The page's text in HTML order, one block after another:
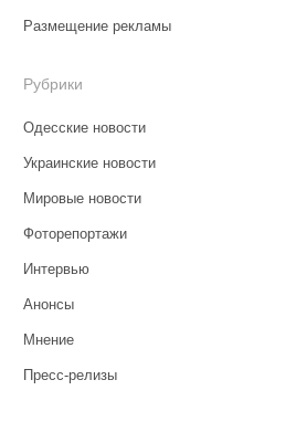
Размещение рекламы
Рубрики
Одесские новости
Украинские новости
Мировые новости
Фоторепортажи
Интервью
Анонсы
Мнение
Пресс-релизы